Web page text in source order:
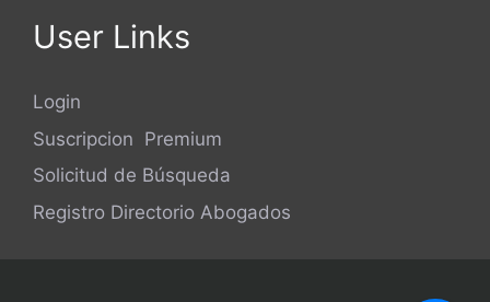
User Links
Login
Suscripcion Premium
Solicitud de Búsqueda
Registro Directorio Abogados